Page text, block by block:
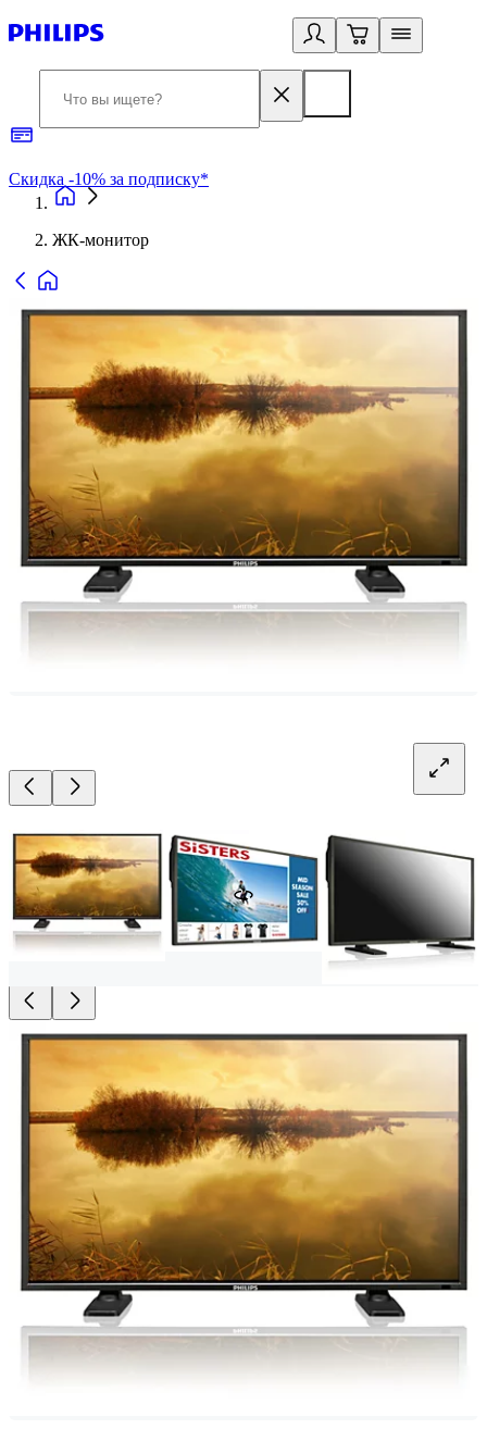
Скидка -10% за подписку*
ЖК-монитор